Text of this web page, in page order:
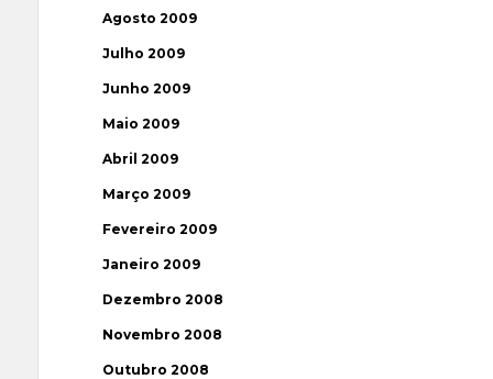
Agosto 2009
Julho 2009
Junho 2009
Maio 2009
Abril 2009
Março 2009
Fevereiro 2009
Janeiro 2009
Dezembro 2008
Novembro 2008
Outubro 2008